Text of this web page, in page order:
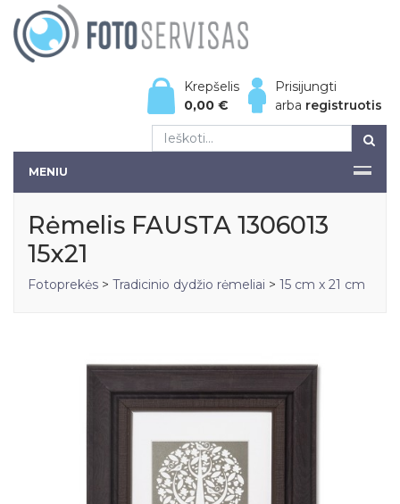
Prisijungti
arba registruotis
Krepšelis
0,00 €
MENIU
Rėmelis FAUSTA 1306013
15x21
Fotoprekės > Tradicinio dydžio rėmeliai > 15 cm x 21 cm